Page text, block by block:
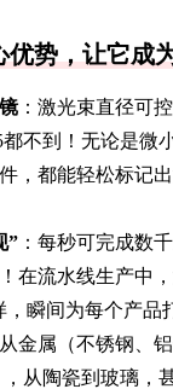
优势，让它成
：激光束直径可
不到！无论是微
，都能轻松标记
” ：每秒可完成数
在流水线生产中
瞬间为每个产品
从金属（不锈钢、
，从陶瓷到玻璃，